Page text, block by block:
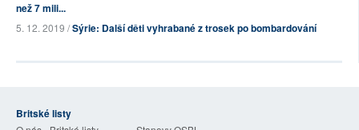
než 7 mili...
5. 12. 2019 /Sýrie: Další děti vyhrabané z trosek po bombardování
Britské listy